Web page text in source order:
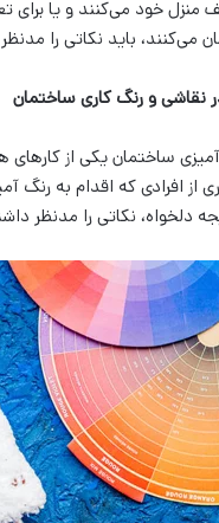
منزل خود می‌‌کنند و یا برای
می‌‌کنند، باید نکاتی را
نقاشی و رنگ کاری ساختمان
ساختمان یکی از
دلخواه، نکاتی را مدنظر